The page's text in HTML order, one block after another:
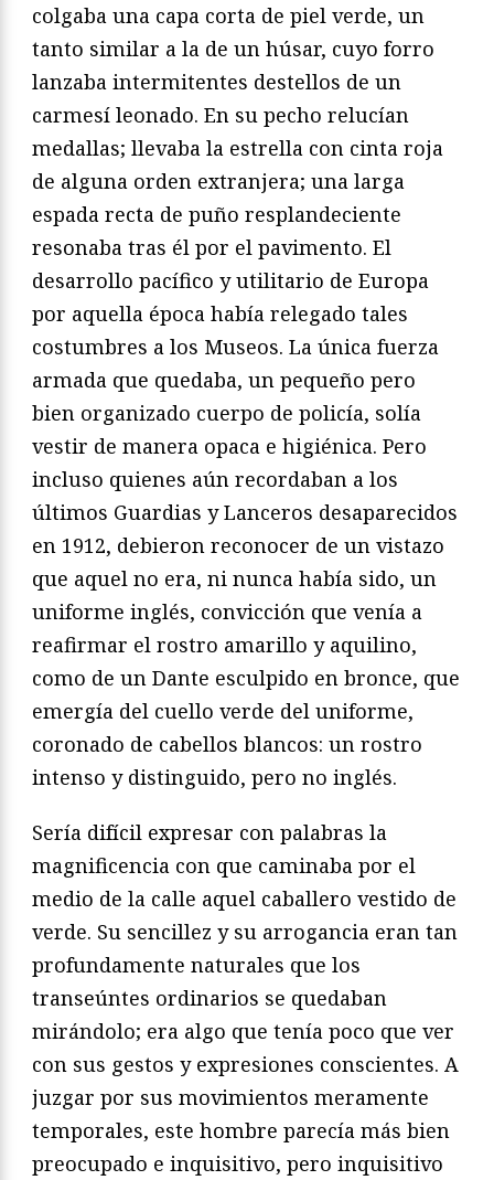
colgaba una capa corta de piel verde, un
tanto similar a la de un húsar, cuyo forro
lanzaba intermitentes destellos de un
carmesí leonado. En su pecho relucían
medallas; llevaba la estrella con cinta roja
de alguna orden extranjera; una larga
espada recta de puño resplandeciente
resonaba tras él por el pavimento. El
desarrollo pacífico y utilitario de Europa
por aquella época había relegado tales
costumbres a los Museos. La única fuerza
armada que quedaba, un pequeño pero
bien organizado cuerpo de policía, solía
vestir de manera opaca e higiénica. Pero
incluso quienes aún recordaban a los
últimos Guardias y Lanceros desaparecidos
en 1912, debieron reconocer de un vistazo
que aquel no era, ni nunca había sido, un
uniforme inglés, convicción que venía a
reafirmar el rostro amarillo y aquilino,
como de un Dante esculpido en bronce, que
emergía del cuello verde del uniforme,
coronado de cabellos blancos: un rostro
intenso y distinguido, pero no inglés.
Sería difícil expresar con palabras la
magnificencia con que caminaba por el
medio de la calle aquel caballero vestido de
verde. Su sencillez y su arrogancia eran tan
profundamente naturales que los
transeúntes ordinarios se quedaban
mirándolo; era algo que tenía poco que ver
con sus gestos y expresiones conscientes. A
juzgar por sus movimientos meramente
temporales, este hombre parecía más bien
preocupado e inquisitivo, pero inquisitivo